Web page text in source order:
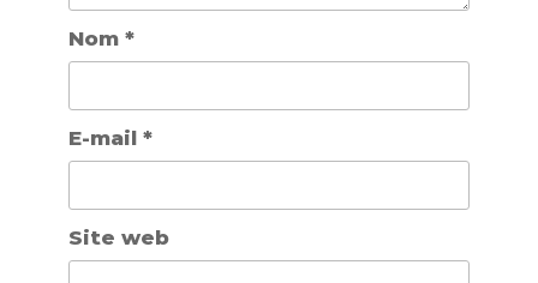
Nom *
E-mail *
Site web